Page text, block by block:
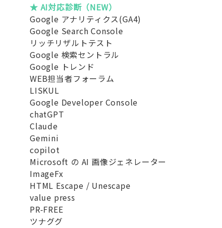
★ AI対応診断（NEW）
Google アナリティクス(GA4)
Google Search Console
リッチリザルトテスト
Google 検索セントラル
Google トレンド
WEB担当者フォーラム
LISKUL
Google Developer Console
chatGPT
Claude
Gemini
copilot
Microsoft の AI 画像ジェネレーター
ImageFx
HTML Escape / Unescape
value press
PR-FREE
ツナググ